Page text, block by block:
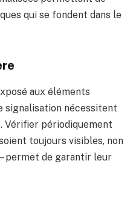
qui se fondent dans le
aux éléments
signalisation nécessitent
Vérifier périodiquement
soient toujours visibles, non
permet de garantir leur